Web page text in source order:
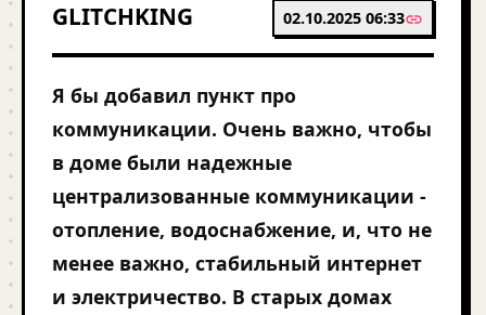
GLITCHKING 02.10.2025 06:33
Я бы добавил пункт про
коммуникации. Очень важно, чтобы
в доме были надежные
централизованные коммуникации -
отопление, водоснабжение, и, что не
менее важно, стабильный интернет
и электричество. В старых домах